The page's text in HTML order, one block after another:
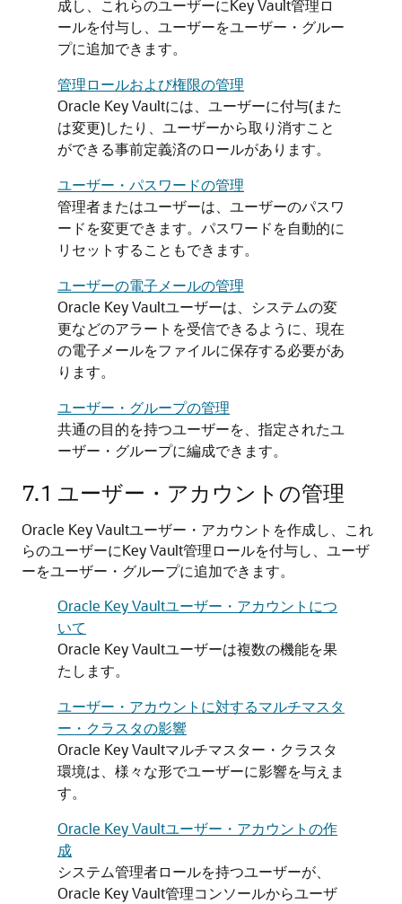
成し、これらのユーザーにKey Vault管理ロ
ールを付与し、ユーザーをユーザー・グルー
プに追加できます。
管理ロールおよび権限の管理
Oracle Key Vaultには、ユーザーに付与(また
は変更)したり、ユーザーから取り消すこと
ができる事前定義済のロールがあります。
ユーザー・パスワードの管理
管理者またはユーザーは、ユーザーのパスワ
ードを変更できます。パスワードを自動的に
リセットすることもできます。
ユーザーの電子メールの管理
Oracle Key Vaultユーザーは、システムの変
更などのアラートを受信できるように、現在
の電子メールをファイルに保存する必要があ
ります。
ユーザー・グループの管理
共通の目的を持つユーザーを、指定されたユ
ーザー・グループに編成できます。
7.1 ユーザー・アカウントの管理
Oracle Key Vaultユーザー・アカウントを作成し、これ
らのユーザーにKey Vault管理ロールを付与し、ユーザ
ーをユーザー・グループに追加できます。
Oracle Key Vaultユーザー・アカウントにつ
いて
Oracle Key Vaultユーザーは複数の機能を果
たします。
ユーザー・アカウントに対するマルチマスタ
ー・クラスタの影響
Oracle Key Vaultマルチマスター・クラスタ
環境は、様々な形でユーザーに影響を与えま
す。
Oracle Key Vaultユーザー・アカウントの作
成
システム管理者ロールを持つユーザーが、
Oracle Key Vault管理コンソールからユーザ